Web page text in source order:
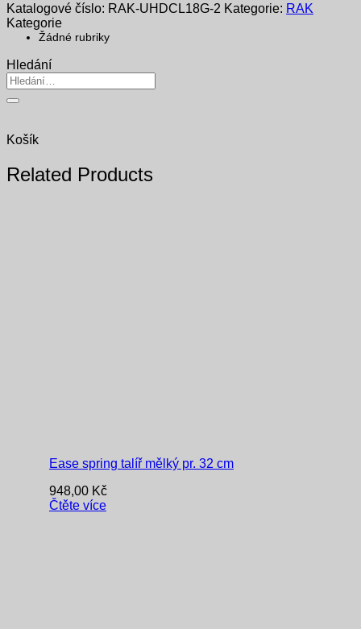
Katalogové číslo: RAK-UHDCL18G-2 Kategorie: RAK
Kategorie
Žádné rubriky
Hledání
Hledat:
Košík
Related Products
Ease spring talíř mělký pr. 32 cm
948,00 Kč
Čtěte více